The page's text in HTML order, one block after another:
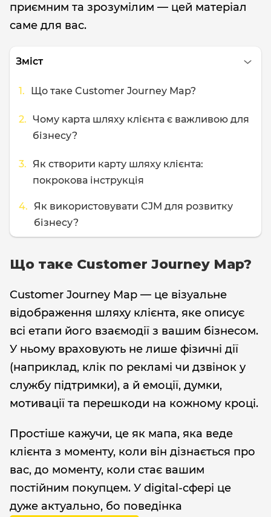
приємним та зрозумілим — цей матеріал
саме для вас.
Зміст
Що таке Customer Journey Map?
Чому карта шляху клієнта є важливою для
бізнесу?
Як створити карту шляху клієнта:
покрокова інструкція
Як використовувати CJM для розвитку
бізнесу?
Що таке Customer Journey Map?
Customer Journey Map — це візуальне
відображення шляху клієнта, яке описує
всі етапи його взаємодії з вашим бізнесом.
У ньому враховують не лише фізичні дії
(наприклад, клік по рекламі чи дзвінок у
службу підтримки), а й емоції, думки,
мотивації та перешкоди на кожному кроці.
Простіше кажучи, це як мапа, яка веде
клієнта з моменту, коли він дізнається про
вас, до моменту, коли стає вашим
постійним покупцем. У digital-сфері це
дуже актуально, бо поведінка